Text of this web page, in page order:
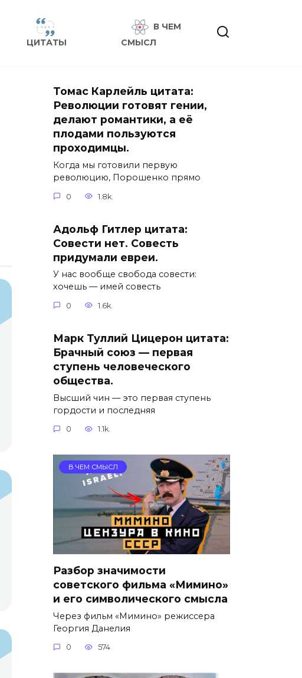
ЦИТАТЫ
В ЧЕМ
СМЫСЛ
Томас Карлейль цитата:
Революции готовят гении,
делают романтики, а её
плодами пользуются
проходимцы.
Когда мы готовили первую
революцию, Порошенко прямо
0 1.8k.
Адольф Гитлер цитата:
Совести нет. Совесть
придумали евреи.
У нас вообще свобода совести:
хочешь — имей совесть
0 1.6k.
Марк Туллий Цицерон цитата:
Брачный союз — первая
ступень человеческого
общества.
Высший чин — это первая ступень
гордости и последняя
0 1.1k.
В ЧЕМ СМЫСЛ
Разбор значимости
советского фильма «Мимино»
и его символического смысла
Через фильм «Мимино» режиссера
Георгия Данелия
0 574